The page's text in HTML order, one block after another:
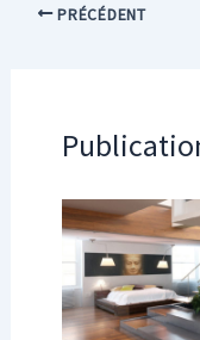
PRÉCÉDENT